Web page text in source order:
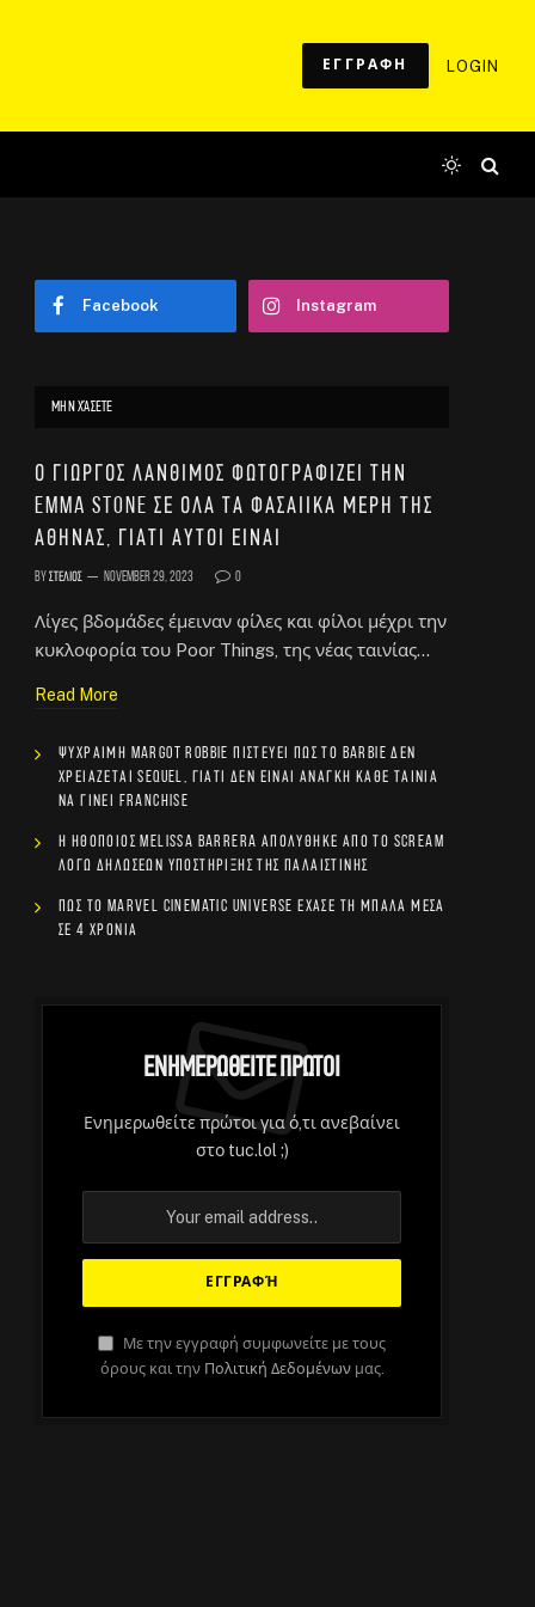
ΕΓΓΡΑΦΗ LOGIN
Facebook Instagram
ΜΗΝ ΧΆΣΕΤΕ
Ο Γιώργος Λάνθιμος φωτογραφίζει την
Emma Stone σε όλα τα φασαίικα μέρη της
Αθήνας, γιατί αυτοί είναι
ByΣτέλιος November 29, 2023 0
Λίγες βδομάδες έμειναν φίλες και φίλοι μέχρι την
κυκλοφορία του Poor Things, της νέας ταινίας…
Read More
Ψύχραιμη Margot Robbie πιστεύει πως το Barbie δεν
χρειάζεται sequel, γιατί δεν είναι ανάγκη κάθε ταινία
να γίνει franchise
Η ηθοποιός Melissa Barrera απολύθηκε από το Scream
λόγω δηλώσεων υποστήριξης της Παλαιστίνης
Πώς το Marvel Cinematic Universe έχασε τη μπάλα μέσα
σε 4 χρόνια
Ενημερωθείτε Πρώτοι
Ενημερωθείτε πρώτοι για ό,τι ανεβαίνει
στο tuc.lol ;)
Με την εγγραφή συμφωνείτε με τους
όρους και την Πολιτική Δεδομένωνμας.